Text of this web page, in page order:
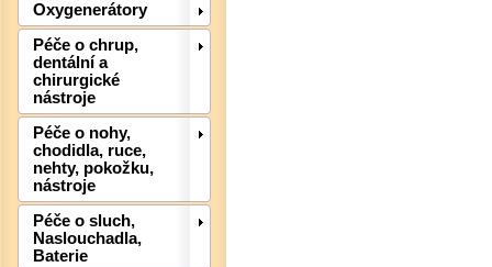
Oxygenerátory
Péče o chrup,
dentální a
chirurgické
nástroje
Péče o nohy,
chodidla, ruce,
nehty, pokožku,
nástroje
Péče o sluch,
Naslouchadla,
Baterie